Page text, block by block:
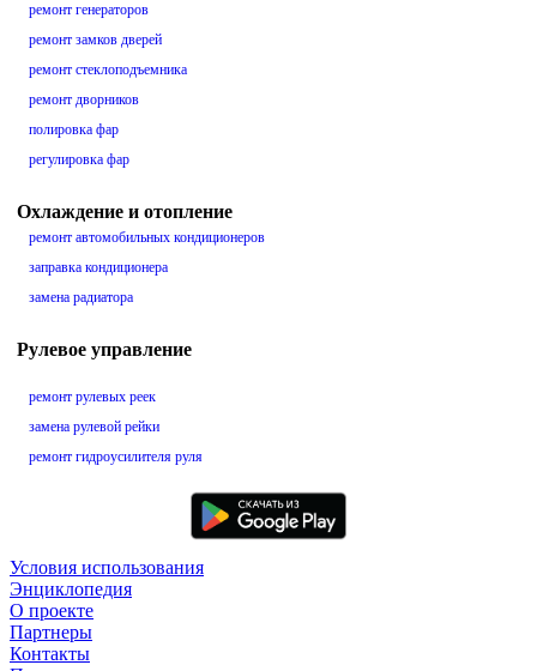
ремонт генераторов
ремонт замков дверей
ремонт стеклоподъемника
ремонт дворников
полировка фар
регулировка фар
Охлаждение и отопление
ремонт автомобильных кондиционеров
заправка кондиционера
замена радиатора
Рулевое управление
ремонт рулевых реек
замена рулевой рейки
ремонт гидроусилителя руля
Условия использования
Энциклопедия
О проекте
Партнеры
Контакты